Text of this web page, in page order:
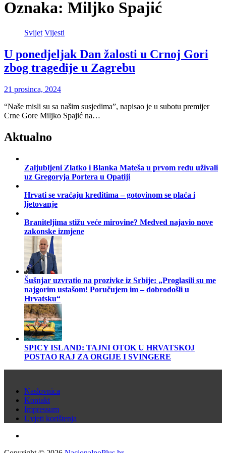
Oznaka: Miljko Spajić
Svijet Vijesti
U ponedjeljak Dan žalosti u Crnoj Gori
zbog tragedije u Zagrebu
21 prosinca, 2024
“Naše misli su sa našim susjedima”, napisao je u subotu premijer
Crne Gore Miljko Spajić na…
Aktualno
Zaljubljeni Zlatko i Blanka Mateša u prvom redu uživali
uz Gregoryja Portera u Opatiji
Hrvati se vraćaju kreditima – gotovinom se plaća i
ljetovanje
Braniteljima stižu veće mirovine? Medved najavio nove
zakonske izmjene
Šušnjar uzvratio na prozivke iz Srbije: „Proglasili su me
najgorim ustašom! Poručujem im – dobrodošli u
Hrvatsku“
SPICY ISLAND: TAJNI OTOK U HRVATSKOJ
POSTAO RAJ ZA ORGIJE I SVINGERE
Naslovnica
Kontakt
Impressum
Uvjeti korištenja